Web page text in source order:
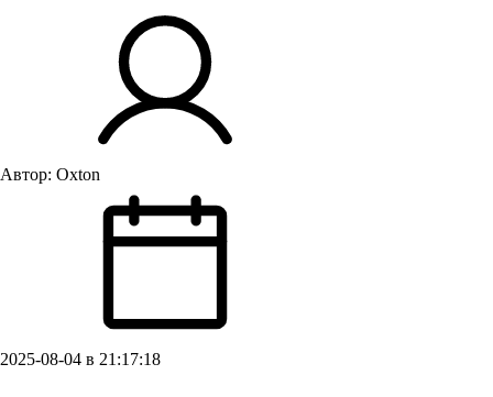
Автор: Oxton
2025-08-04 в 21:17:18